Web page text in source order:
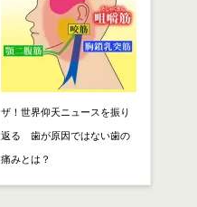
ザ！世界仰天ニュースを振り
返る 歯が原因ではない歯の
痛みとは？